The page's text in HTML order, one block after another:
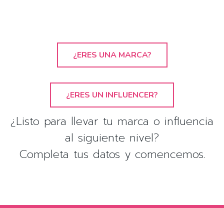
¿ERES UNA MARCA?
¿ERES UN INFLUENCER?
¿Listo para llevar tu marca o influencia
al siguiente nivel?
Completa tus datos y comencemos.